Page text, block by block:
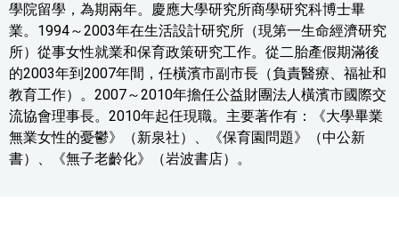
學院留學，為期兩年。慶應大學研究所商學研究科博士畢
業。1994～2003年在生活設計研究所（現第一生命經濟研究
所）從事女性就業和保育政策研究工作。從二胎產假期滿後
的2003年到2007年間，任橫濱市副市長（負責醫療、福祉和
教育工作）。2007～2010年擔任公益財團法人橫濱市國際交
流協會理事長。2010年起任現職。主要著作有：《大學畢業
無業女性的憂鬱》（新泉社）、《保育園問題》（中公新
書）、《無子老齡化》（岩波書店）。